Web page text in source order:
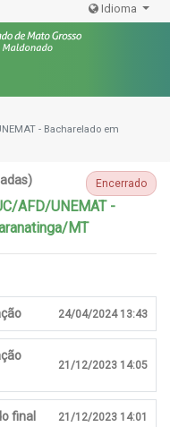
Idioma
- Bacharelado em
Encerrado
AFD/UNEMAT -
MT
24/04/2024 13:43
21/12/2023 14:05
final 21/12/2023 14:01